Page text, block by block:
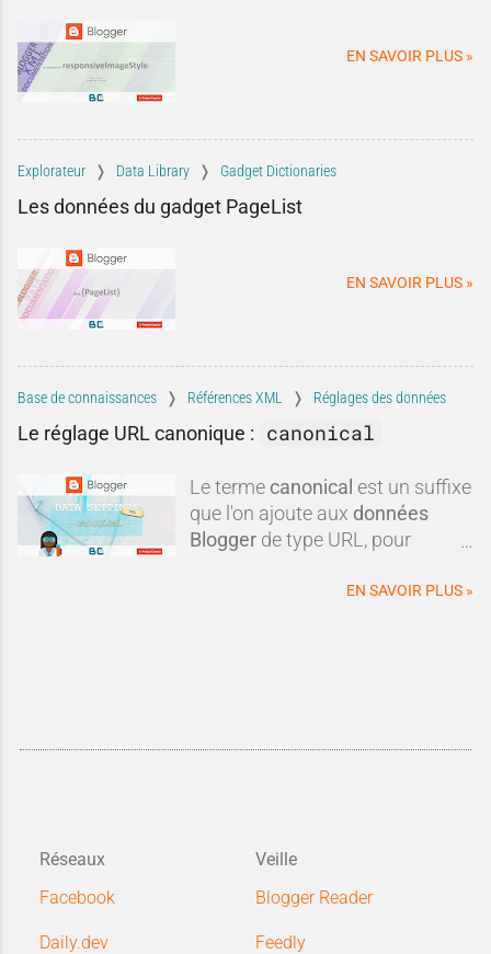
comparaisons discutables et
dans leur contexte.Blogger est-il
réellement mort ? Est-il
techniquement dépassé ? Faut-il
systématiquement lui préférer
cette tribune, nous allons
EN SAVOIR PLUS »
Explorateur Data Library Gadget Dictionaries
Les données du gadget PageList
EN SAVOIR PLUS »
Base de connaissances Références XML Réglages des données
Le réglage URL canonique : canonical
Le terme canonical est un suffixe
que l'on ajoute aux données
Blogger de type URL, pour
EN SAVOIR PLUS »
Réseaux
Facebook
Daily.dev
Veille
Blogger Reader
Feedly